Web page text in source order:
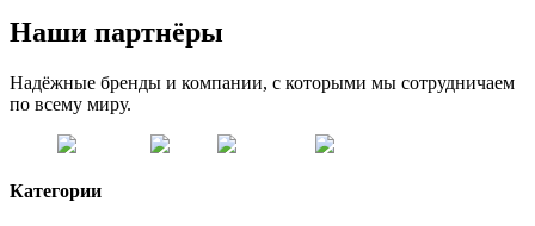
Наши партнёры
Надёжные бренды и компании, с которыми мы сотрудничаем
по всему миру.
Категории